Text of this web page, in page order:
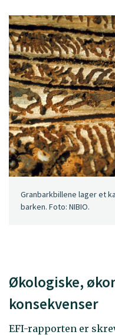
Granbarkbillene lager et
barken. Foto: NIBIO.
Økologiske,
konsekvenser
EFI-rapporten er